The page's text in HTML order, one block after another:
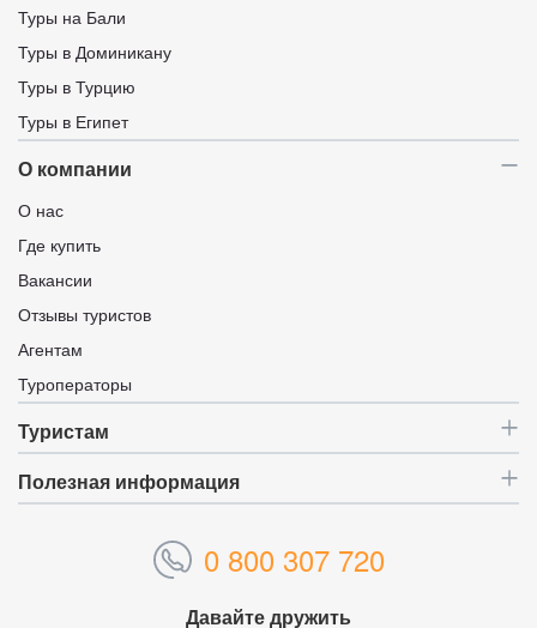
Туры на Бали
Туры в Доминикану
Туры в Турцию
Туры в Египет
О компании
О нас
Где купить
Вакансии
Отзывы туристов
Агентам
Туроператоры
Туристам
Полезная информация
0 800 307 720
Давайте дружить